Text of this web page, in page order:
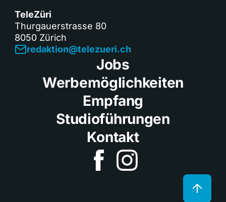
TeleZüri
Thurgauerstrasse 80
8050 Zürich
redaktion@telezueri.ch
Jobs
Werbemöglichkeiten
Empfang
Studioführungen
Kontakt